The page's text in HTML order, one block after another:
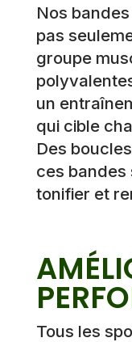
Nos
pas
groupe
un
qui cible
Des
ces bandes
tonifier et
Tous les